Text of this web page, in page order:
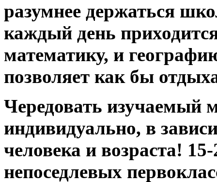
разумнее держаться
каждый день
математику, и
позволяет как бы
Чередовать изучаемый
индивидуально, в
человека и возраста!
непоседлевых